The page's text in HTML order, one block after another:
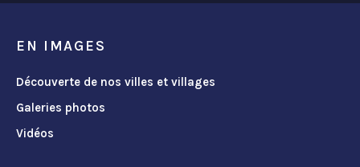
EN IMAGES
Découverte de nos villes et villages
Galeries photos
Vidéos